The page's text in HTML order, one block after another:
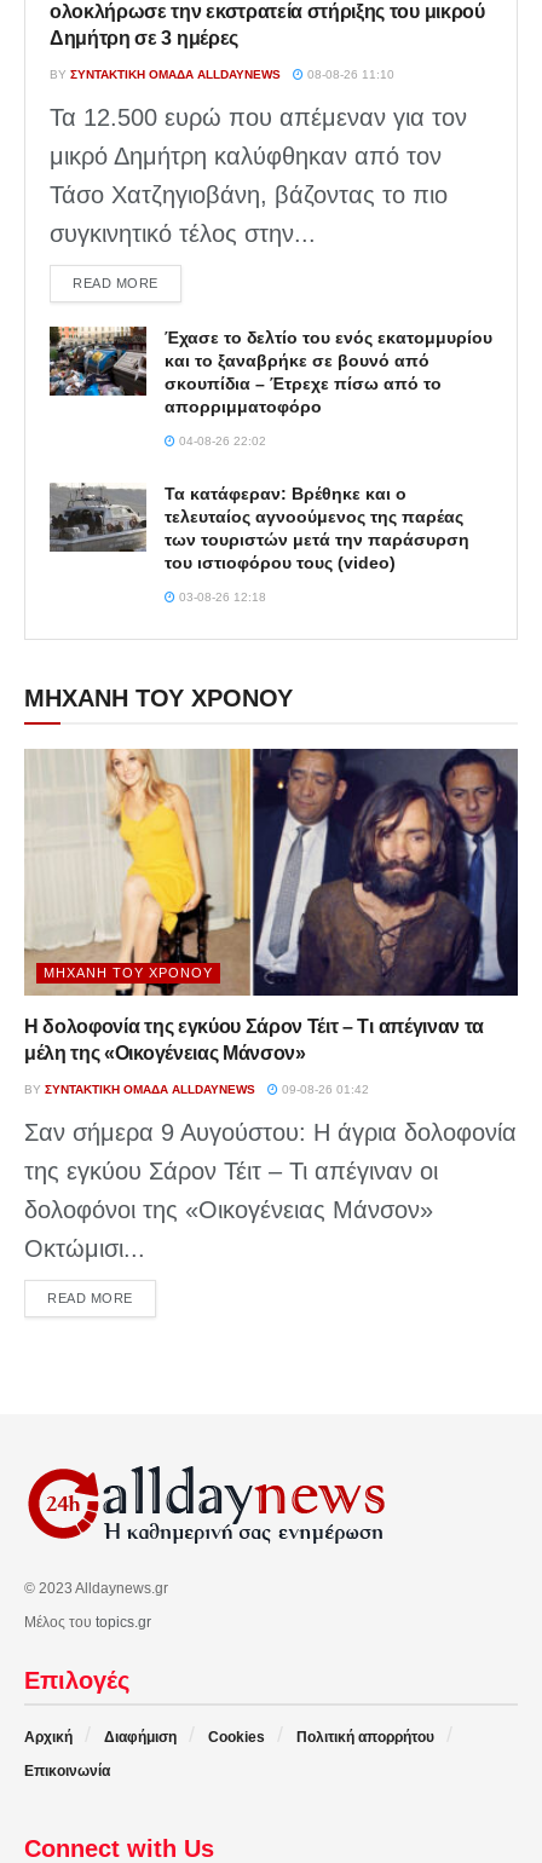
ολοκλήρωσε την εκστρατεία στήριξης του μικρού
Δημήτρη σε 3 ημέρες
BY ΣΥΝΤΑΚΤΙΚΉ ΟΜΆΔΑ ALLDAYNEWS 08-08-26 11:10
Τα 12.500 ευρώ που απέμεναν για τον
μικρό Δημήτρη καλύφθηκαν από τον
Τάσο Χατζηγιοβάνη, βάζοντας το πιο
συγκινητικό τέλος στην...
READ MOREDETAILS
Έχασε το δελτίο του ενός εκατομμυρίου
και το ξαναβρήκε σε βουνό από
σκουπίδια – Έτρεχε πίσω από το
απορριμματοφόρο
04-08-26 22:02
Τα κατάφεραν: Βρέθηκε και ο
τελευταίος αγνοούμενος της παρέας
των τουριστών μετά την παράσυρση
του ιστιοφόρου τους (video)
03-08-26 12:18
ΜΗΧΑΝΗ ΤΟΥ ΧΡΟΝΟΥ
ΜΗΧΑΝΉ ΤΟΥ ΧΡΌΝΟΥ
Η δολοφονία της εγκύου Σάρον Τέιτ – Τι απέγιναν τα
μέλη της «Οικογένειας Μάνσον»
BY ΣΥΝΤΑΚΤΙΚΉ ΟΜΆΔΑ ALLDAYNEWS 09-08-26 01:42
Σαν σήμερα 9 Αυγούστου: Η άγρια δολοφονία
της εγκύου Σάρον Τέιτ – Τι απέγιναν οι
δολοφόνοι της «Οικογένειας Μάνσον»
Οκτώμισι...
READ MOREDETAILS
© 2023 Alldaynews.gr
Μέλος του topics.gr
Επιλογές
Αρχική Διαφήμιση Cookies
Πολιτική απορρήτου
Επικοινωνία
Connect with Us